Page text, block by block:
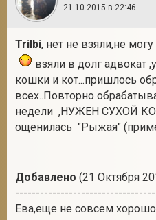
21.10.2015 в 22:46
Trilbi, нет не взяли,не
взяли в долг адвокат
кошки и кот...пришлось
всех..Повторно
недели ,НУЖЕН СУХОЙ
ощенилась "Рыжая"
Добавлено (21 Октября
Ева,еще не совсем хорошо